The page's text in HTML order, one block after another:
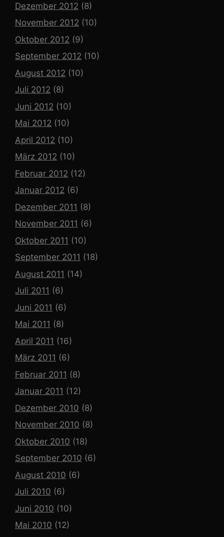
Dezember 2012 (8)
November 2012 (10)
Oktober 2012 (9)
September 2012 (10)
August 2012 (10)
Juli 2012 (8)
Juni 2012 (10)
Mai 2012 (10)
April 2012 (10)
März 2012 (10)
Februar 2012 (12)
Januar 2012 (6)
Dezember 2011 (8)
November 2011 (6)
Oktober 2011 (10)
September 2011 (18)
August 2011 (14)
Juli 2011 (6)
Juni 2011 (6)
Mai 2011 (8)
April 2011 (16)
März 2011 (6)
Februar 2011 (8)
Januar 2011 (12)
Dezember 2010 (8)
November 2010 (8)
Oktober 2010 (18)
September 2010 (6)
August 2010 (6)
Juli 2010 (6)
Juni 2010 (10)
Mai 2010 (12)